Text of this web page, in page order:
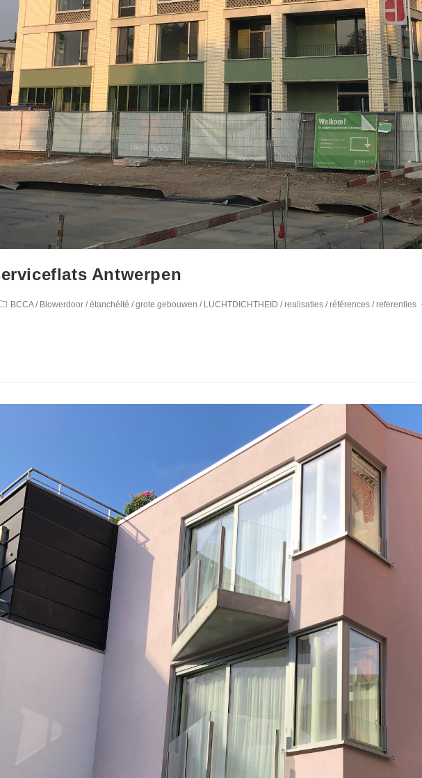
Antwerpen
BCCA / Blowerdoor / étanchéité / grote gebouwen / LUCHTDICHTHEID / realisaties / références / referenties